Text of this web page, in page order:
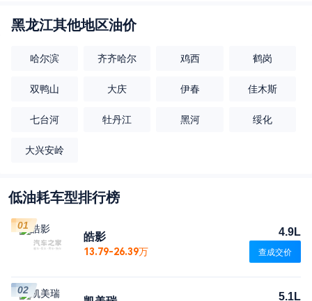
黑龙江其他地区油价
哈尔滨 齐齐哈尔 鸡西 鹤岗
双鸭山 大庆 伊春 佳木斯
七台河 牡丹江 黑河 绥化
大兴安岭
低油耗车型排行榜
皓影
13.79-26.39万
4.9L
查成交价
01
5.1L
02